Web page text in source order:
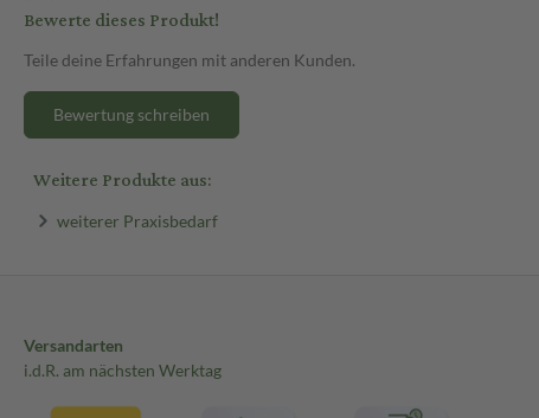
Bewerte dieses Produkt!
Teile deine Erfahrungen mit anderen Kunden.
Bewertung schreiben
Weitere Produkte aus:
weiterer Praxisbedarf
Versandarten
i.d.R. am nächsten Werktag